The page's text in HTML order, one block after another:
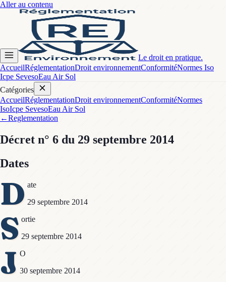
Aller au contenu
Le droit en pratique.
AccueilRéglementationDroit environnementConformitéNormes Iso
Icpe SevesoEau Air Sol
Catégories
AccueilRéglementationDroit environnementConformitéNormes
IsoIcpe SevesoEau Air Sol
←Reglementation
Décret n° 6 du 29 septembre 2014
Dates
D ate
29 septembre 2014
S ortie
29 septembre 2014
J O
30 septembre 2014